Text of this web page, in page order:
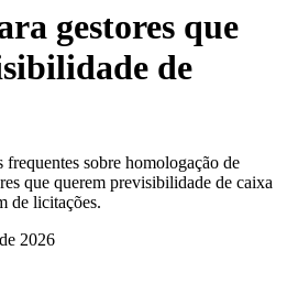
gestores que
de
sobre homologação de
que querem previsibilidade de caixa
de licitações.
2026